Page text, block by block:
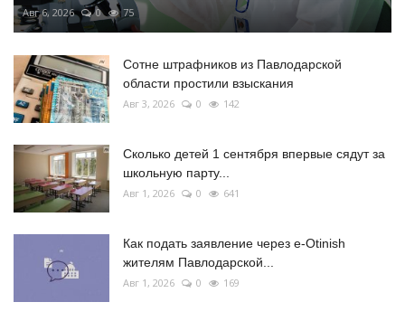
Авг 6, 2026 0 75
Сотне штрафников из Павлодарской
области простили взыскания
Авг 3, 2026 0 142
Сколько детей 1 сентября впервые сядут за
школьную парту...
Авг 1, 2026 0 641
Как подать заявление через e-Otinish
жителям Павлодарской...
Авг 1, 2026 0 169